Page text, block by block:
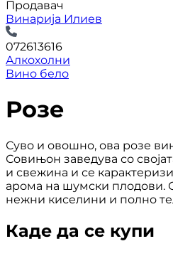
Продавач
Винарија Илиев
072613616
Алкохолни
Вино бело
Розе
Суво и овошно, ова розе
Совињон заведува со
и свежина и се
арома на шумски плодови.
нежни киселини и полно
Каде да се купи